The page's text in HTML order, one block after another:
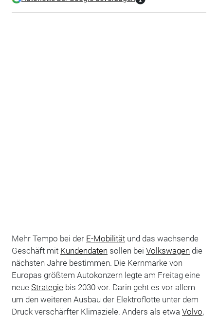
Mehr Tempo bei der E-Mobilitätund das wachsende
Geschäft mit Kundendaten sollen bei Volkswagen die
nächsten Jahre bestimmen. Die Kernmarke von
Europas größtem Autokonzern legte am Freitag eine
neue Strategiebis 2030 vor. Darin geht es vor allem
um den weiteren Ausbau der Elektroflotte unter dem
Druck verschärfter Klimaziele. Anders als etwa Volvo,